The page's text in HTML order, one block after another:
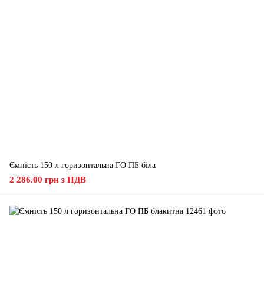
Ємність 150 л горизонтальна ГО ПБ біла
2 286.00 грн з ПДВ